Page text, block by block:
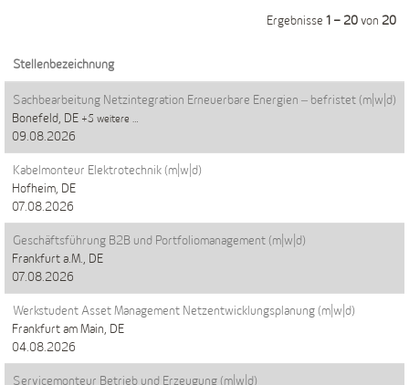
Ergebnisse 1 – 20von 20
Stellenbezeichnung
Sachbearbeitung Netzintegration Erneuerbare Energien ‒ befristet (m|w|d)
Bonefeld, DE +5 weitere …
09.08.2026
Kabelmonteur Elektrotechnik (m|w|d)
Hofheim, DE
07.08.2026
Geschäftsführung B2B und Portfoliomanagement (m|w|d)
Frankfurt a.M., DE
07.08.2026
Werkstudent Asset Management Netzentwicklungsplanung (m|w|d)
Frankfurt am Main, DE
04.08.2026
Servicemonteur Betrieb und Erzeugung (m|w|d)